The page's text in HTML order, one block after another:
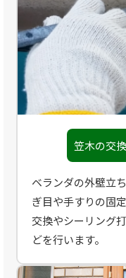
笠木の交換
ベランダの外壁立
ぎ目や手すりの固
交換やシーリング
どを行います。